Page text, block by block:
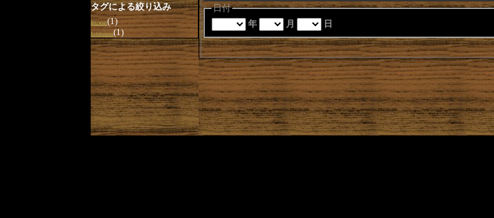
日付
年
月 日
タグによる絞り込み
Browser(1)
Extensions(1)